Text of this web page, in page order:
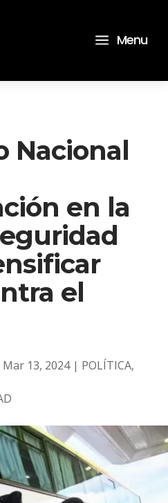
a Menu
Nacional
en la
el
Mar 13, 2024| POLÍTICA,